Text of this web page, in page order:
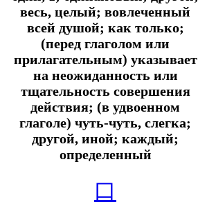
весь, целый; вовлеченный
всей душой; как только;
(перед глаголом или
прилагательным) указывает
на неожиданность или
тщательность совершения
действия; (в удвоенном
глаголе) чуть-чуть, слегка;
другой, иной; каждый;
определенный
口